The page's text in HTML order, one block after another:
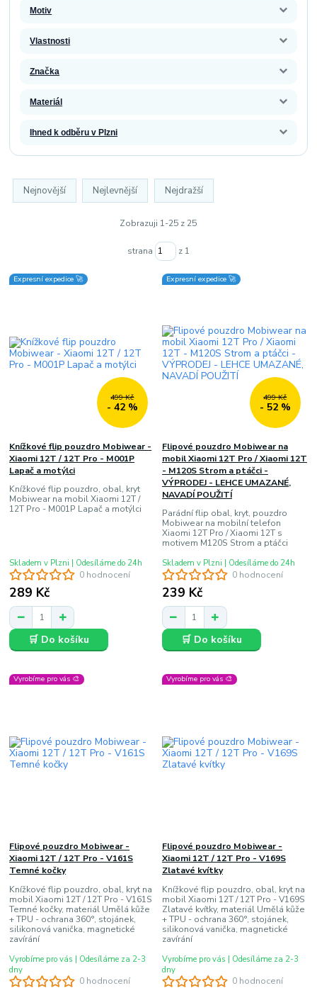
Motiv
Vlastnosti
Značka
Materiál
Ihned k odběru v Plzni
Nejnovější Nejlevnější Nejdražší
Zobrazuji 1-25 z 25
strana z 1
Expresní expedice 🚀
499 Kč
- 42 %
0 hodnocení
Knížkové flip pouzdro Mobiwear -
Xiaomi 12T / 12T Pro - M001P
Lapač a motýlci
Knížkové flip pouzdro, obal, kryt
Mobiwear na mobil Xiaomi 12T /
12T Pro - M001P Lapač a motýlci
289 Kč
Skladem v Plzni | Odesíláme do 24h
🛒 Do košíku
Expresní expedice 🚀
499 Kč
- 52 %
0 hodnocení
Flipové pouzdro Mobiwear na
mobil Xiaomi 12T Pro / Xiaomi 12T
- M120S Strom a ptáčci -
VÝPRODEJ - LEHCE UMAZANÉ,
NAVADÍ POUŽITÍ
Parádní flip obal, kryt, pouzdro
Mobiwear na mobilní telefon
Xiaomi 12T Pro / Xiaomi 12T s
motivem M120S Strom a ptáčci
239 Kč
Skladem v Plzni | Odesíláme do 24h
🛒 Do košíku
Vyrobíme pro vás 🎨
0 hodnocení
Flipové pouzdro Mobiwear -
Xiaomi 12T / 12T Pro - V161S
Temné kočky
Knížkové flip pouzdro, obal, kryt na
mobil Xiaomi 12T / 12T Pro - V161S
Temné kočky, materiál Umělá kůže
+ TPU - ochrana 360°, stojánek,
silikonová vanička, magnetické
zavírání
Vyrobíme pro vás | Odesíláme za 2-3
dny
Vyrobíme pro vás 🎨
0 hodnocení
Flipové pouzdro Mobiwear -
Xiaomi 12T / 12T Pro - V169S
Zlatavé kvítky
Knížkové flip pouzdro, obal, kryt na
mobil Xiaomi 12T / 12T Pro - V169S
Zlatavé kvítky, materiál Umělá kůže
+ TPU - ochrana 360°, stojánek,
silikonová vanička, magnetické
zavírání
Vyrobíme pro vás | Odesíláme za 2-3
dny